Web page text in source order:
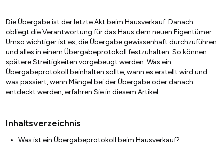
Die Übergabe ist der letzte Akt beim Hausverkauf. Danach
obliegt die Verantwortung für das Haus dem neuen Eigentümer.
Umso wichtiger ist es, die Übergabe gewissenhaft durchzuführen
und alles in einem Übergabeprotokoll festzuhalten. So können
spätere Streitigkeiten vorgebeugt werden. Was ein
Übergabeprotokoll beinhalten sollte, wann es erstellt wird und
was passiert, wenn Mängel bei der Übergabe oder danach
entdeckt werden, erfahren Sie in diesem Artikel.
Inhaltsverzeichnis
Was ist ein Übergabeprotokoll beim Hausverkauf?